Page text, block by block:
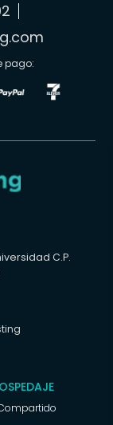
pago:
C.P.